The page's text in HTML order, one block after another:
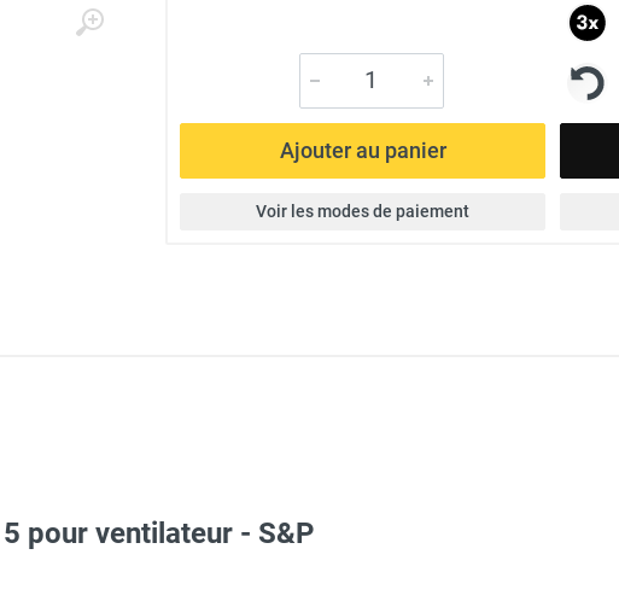
Ajouter au panier
Voir les modes de paiement
pour ventilateur - S&P